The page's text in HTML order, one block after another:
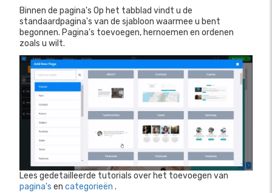
Binnen de pagina's Op het tabblad vindt u de
standaardpagina's van de sjabloon waarmee u bent
begonnen. Pagina's toevoegen, hernoemen en ordenen
zoals u wilt.
Lees gedetailleerde tutorials over het toevoegen van
pagina's en categorieën .